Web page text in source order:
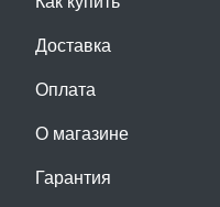
Доставка
Оплата
О магазине
Гарантия